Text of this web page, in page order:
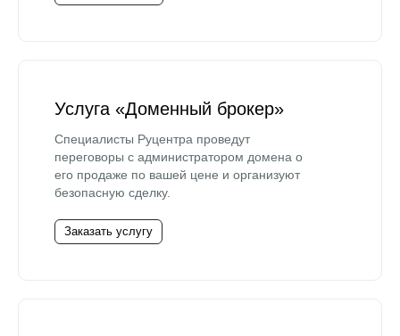
Услуга «Доменный брокер»
Специалисты Руцентра проведут
переговоры с администратором домена о
его продаже по вашей цене и организуют
безопасную сделку.
Заказать услугу